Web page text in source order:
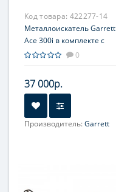
Код товара: 422277-14
Металлоискатель Garrett
Ace 300i в комплекте с
пинпойнтером Pro-Pointer
0
37 000р.
Производитель:Garrett